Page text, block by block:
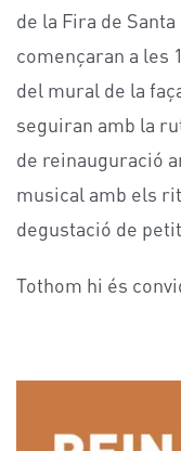
de la Fira de
començaran a les
del mural de la
seguiran amb la
de reinauguració
musical amb els
degustació de
Tothom hi és